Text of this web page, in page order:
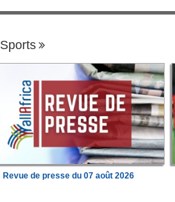
Sports
Revue de presse du 07 août 2026